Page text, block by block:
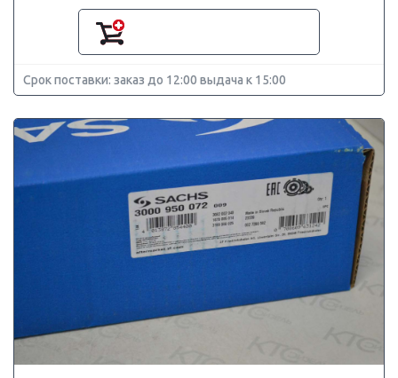
Срок поставки: заказ до 12:00 выдача к 15:00